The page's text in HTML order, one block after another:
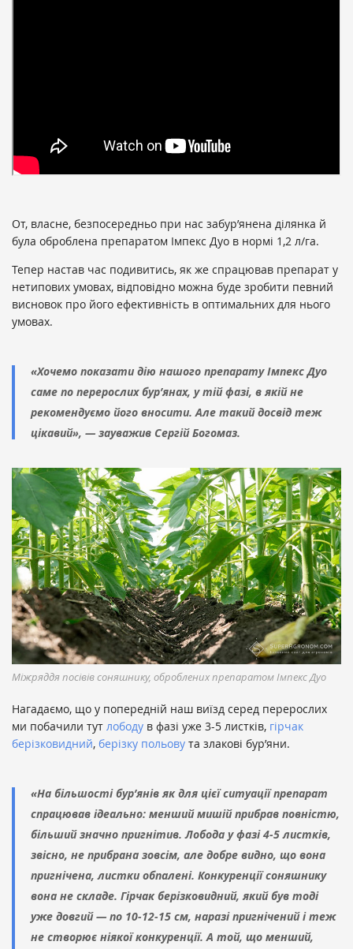
От, власне, безпосередньо при нас забур’янена ділянка й
була оброблена препаратом Імпекс Дуо в нормі 1,2 л/га.
Тепер настав час подивитись, як же спрацював препарат у
нетипових умовах, відповідно можна буде зробити певний
висновок про його ефективність в оптимальних для нього
умовах.
«Хочемо показати дію нашого препарату Імпекс Дуо
саме по перерослих бур’янах, у тій фазі, в якій не
рекомендуємо його вносити. Але такий досвід теж
цікавий», — зауважив Сергій Богомаз.
Міжряддя посівів соняшнику, оброблених препаратом Імпекс Дуо
Нагадаємо, що у попередній наш виїзд серед перерослих
ми побачили тут лободу в фазі уже 3-5 листків, гірчак
берізковидний, берізку польову та злакові бур’яни.
«На більшості бур’янів як для цієї ситуації препарат
спрацював ідеально: менший мишій прибрав повністю,
більший значно пригнітив. Лобода у фазі 4-5 листків,
звісно, не прибрана зовсім, але добре видно, що вона
пригнічена, листки обпалені. Конкуренції соняшнику
вона не складе. Гірчак берізковидний, який був тоді
уже довгий — по 10-12-15 см, наразі пригнічений і теж
не створює ніякої конкуренції. А той, що менший,